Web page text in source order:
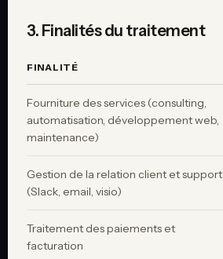
3. Finalités du traitement
FINALITÉ
Fourniture des services (consulting,
automatisation, développement web,
maintenance)
Gestion de la relation client et support
(Slack, email, visio)
Traitement des paiements et
facturation